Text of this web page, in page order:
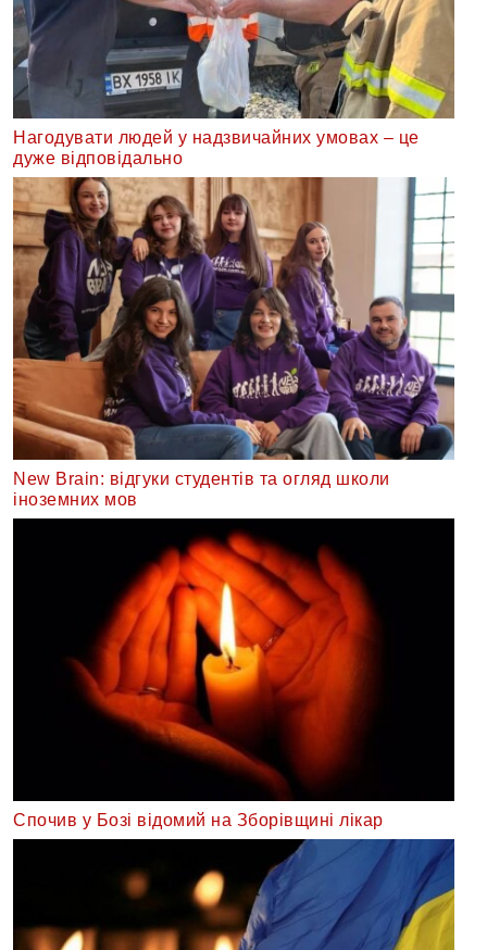
Нагодувати людей у надзвичайних умовах – це
дуже відповідально
New Brain: відгуки студентів та огляд школи
іноземних мов
Спочив у Бозі відомий на Зборівщині лікар